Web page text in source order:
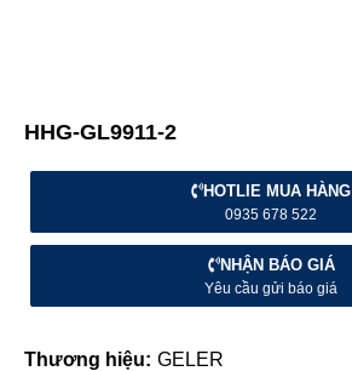
HHG-GL9911-2
HOTLIE MUA HÀNG
0935 678 522
NHẬN BÁO GIÁ
Yêu cầu gửi báo giá
Thương hiệu: GELER